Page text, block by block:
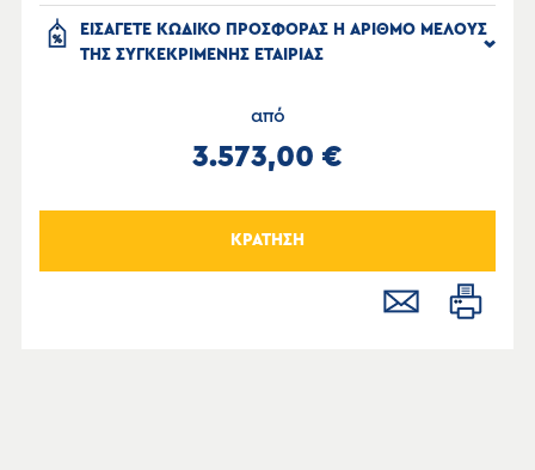
ΕΙΣΑΓΕΤΕ ΚΩΔΙΚΟ ΠΡΟΣΦΟΡΑΣ Η ΑΡΙΘΜΟ ΜΕΛΟΥΣ
ΤΗΣ ΣΥΓΚΕΚΡΙΜΕΝΗΣ ΕΤΑΙΡΙΑΣ
από
3.573,00 €
ΚΡΑΤΗΣΗ